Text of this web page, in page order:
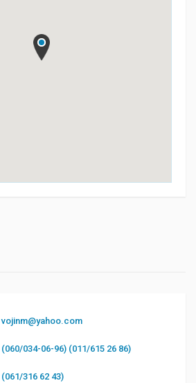
vojinm@yahoo.com
(060/034-06-96) (011/615 26 86)
(061/316 62 43)